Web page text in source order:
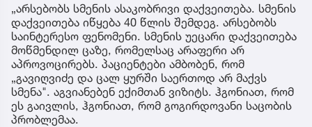
„არსებობს სმენის ასაკობრივი დაქვეითება. სმენის
დაქვეითება იწყება 40 წლის შემდეგ. არსებობს
საინტერესო ფენომენი. სმენის უეცარი დაქვეითება
მოწმენდილ ცაზე, რომელსაც არაფერი არ
აპროვოცირებს. პაციენტები ამბობენ, რომ
„გავიღვიძე და ცალ ყურში საერთოდ არ მაქვს
სმენა". აგვიანებენ ექიმთან ვიზიტს. ჰგონიათ, რომ
ეს გაივლის, ჰგონიათ, რომ გოგირდოვანი საცობის
პრობლემაა.